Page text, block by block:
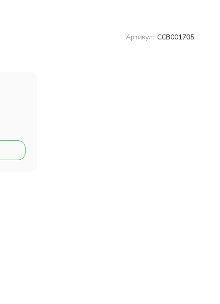
Артикул: CCB001705